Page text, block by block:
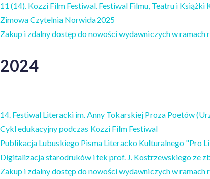
11 (14). Kozzi Film Festiwal. Festiwal Filmu, Teatru i Książki
Zimowa Czytelnia Norwida 2025
Zakup i zdalny dostęp do nowości wydawniczych w
2024
14. Festiwal Literacki im. Anny Tokarskiej Proza Poetów
Cykl edukacyjny podczas Kozzi Film Festiwal
Publikacja Lubuskiego Pisma Literacko Kulturalnego "Pro
Digitalizacja starodruków i tek prof. J. Kostrzewskiego ze
Zakup i zdalny dostęp do nowości wydawniczych w